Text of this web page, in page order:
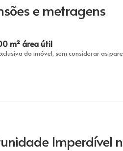
e metragens
m² área útil
do imóvel, sem considerar as
Imperdível